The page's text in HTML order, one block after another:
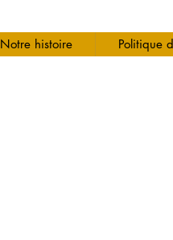
Notre histoire Politique